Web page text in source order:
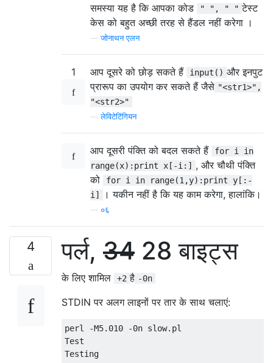
समस्या यह है कि आपका कोड
" ", " " टेस्ट
केस को बहुत अच्छी तरह से हैंडल नहीं करेगा ।
—जोनाथन एलन
1 आप दूसरे को छोड़ सकते हैं input() और इनपुट
प्रारूप का उपयोग कर सकते हैं जैसे "<str1>",
"<str2>"
—लेविटेटिंगियन
आप दूसरी पंक्ति को बदल सकते हैं
for i in
range(x):print x[-i:]
, और चौथी पंक्ति
को
for i in range(1,y):print y[:-
i]
। यकीन नहीं है कि यह काम करेगा, हालांकि।
०६
4 पर्ल, 34 28 बाइट्स
के लिए शामिल +2 है -0n
STDIN पर अलग लाइनों पर तार के साथ चलाएं:
perl -M5.010 -0n slow.pl
Test
Testing